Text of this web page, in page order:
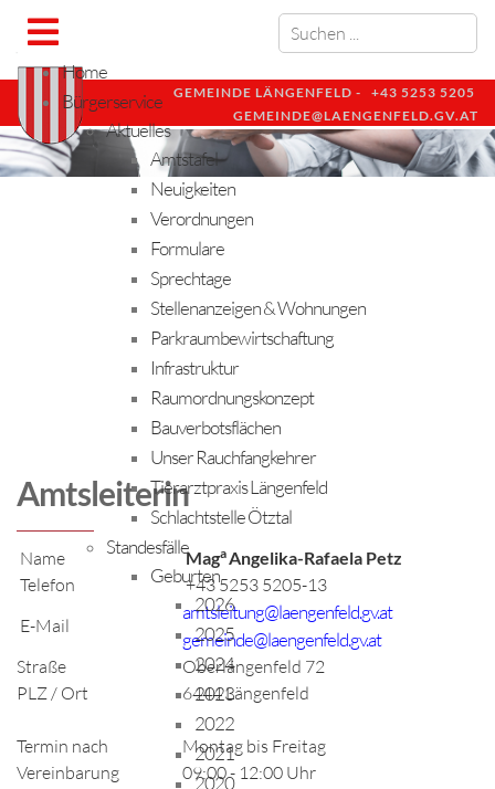
GEMEINDE LÄNGENFELD - +43 5253 5205
GEMEINDE@LAENGENFELD.GV.AT
Home
Bürgerservice
Aktuelles
Amtstafel
Neuigkeiten
Verordnungen
Formulare
Sprechtage
Stellenanzeigen & Wohnungen
Parkraumbewirtschaftung
Infrastruktur
Raumordnungskonzept
Bauverbotsflächen
Unser Rauchfangkehrer
Tierarztpraxis Längenfeld
Schlachtstelle Ötztal
Standesfälle
Geburten
2026
2025
2024
2023
2022
2021
2020
Amtsleiterin
Name MagaAngelika-Rafaela Petz
Telefon
+43 5253 5205-13
E-Mail
amtsleitung@laengenfeld.gv.at
gemeinde@laengenfeld.gv.at
Straße
Oberlängenfeld 72
PLZ / Ort
6444 Längenfeld
Termin nach
Vereinbarung
Montag bis Freitag
09:00 - 12:00 Uhr